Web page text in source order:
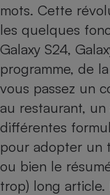
mots. Cette
les quelques
Galaxy S24,
programme, de
vous passez un
au restaurant,
différentes
pour adopter un
ou bien le
trop) long article.